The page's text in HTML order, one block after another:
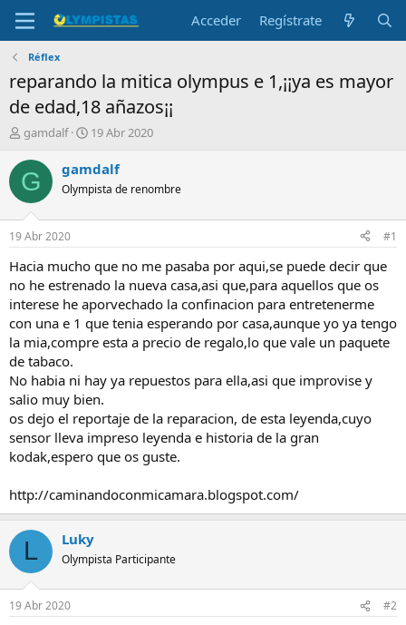
Acceder Regístrate
Réflex
reparando la mitica olympus e 1,¡¡ya es mayor
de edad,18 añazos¡¡
I
i
c
a
d
o
r
e
l
t
e
m
a
gamdalf
F
c
h
a
i
n
c
i
o
19 Abr 2020
G gamdalf
Olympista de renombre
19 Abr 2020 #1
Hacia mucho que no me pasaba por aqui,se puede decir que
no he estrenado la nueva casa,asi que,para aquellos que os
interese he aporvechado la confinacion para entretenerme
con una e 1 que tenia esperando por casa,aunque yo ya tengo
la mia,compre esta a precio de regalo,lo que vale un paquete
de tabaco.
No habia ni hay ya repuestos para ella,asi que improvise y
salio muy bien.
os dejo el reportaje de la reparacion, de esta leyenda,cuyo
sensor lleva impreso leyenda e historia de la gran
kodak,espero que os guste.
http://caminandoconmicamara.blogspot.com/
L Luky
Olympista Participante
19 Abr 2020 #2